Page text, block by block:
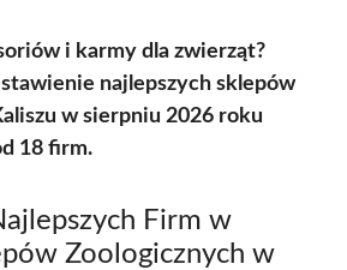
i karmy dla zwierząt?
najlepszych sklepów
w sierpniu 2026 roku
18 firm.
Firm w
Zoologicznych w